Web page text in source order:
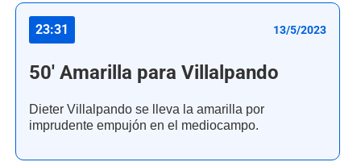
23:31 13/5/2023
50' Amarilla para Villalpando
Dieter Villalpando se lleva la amarilla por
imprudente empujón en el mediocampo.